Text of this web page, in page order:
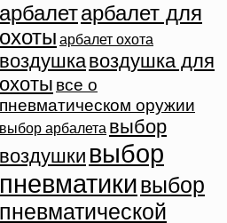
арбалетарбалет для
охоты арбалет охота
воздушкавоздушка для
охоты все о
пневматическом оружии
выбор арбалета выбор
воздушки выбор
пневматикивыбор
пневматической